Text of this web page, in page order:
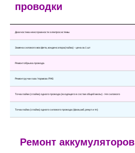
проводки
Диагностика неисправности электросистемы
Замена силового мосфета, конденсатора(пайка) - цена за 1 шт
Ремонт обрыва провода
Ремонт ручки газа / тормоза / РАS
Точка пайки (спайка) одного провода (входящего в состав общей жилы) - Не силового
Точка пайка (спайка) одного силового провода (фаза,акб, рекуп и тп)
Ремонт аккумуляторов